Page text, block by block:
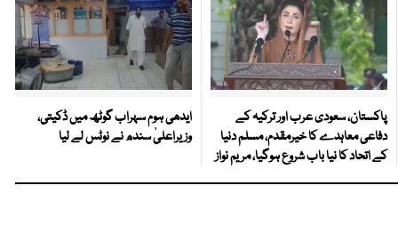
پاکستان، سعودی عرب اور ترکیہ کے
دفاعی معاہدے کا خیرمقدم، مسلم دنیا
کے اتحاد کا نیا باب شروع ہوگیا، مریم نواز
ایدھی ہوم سہراب گوٹھ میں ڈکیتی،
وزیراعلیٰ سندھ نے نوٹس لے لیا